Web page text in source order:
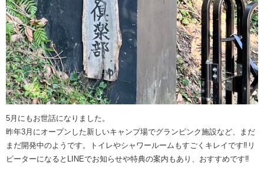
5月にもお世話になりました。
昨年3月にオープンした新しいキャンプ場でグランピンク施設など、まだ
まだ開発中のようです。トイレやシャワールームもすごくキレイです‼️リ
ピーターになるとLINEでお知らせや特典の案内もあり、おすすめです‼️